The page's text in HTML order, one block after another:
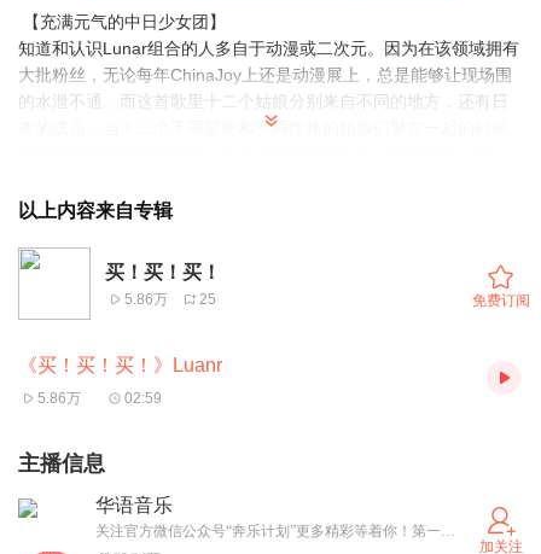
【充满元气的中日少女团】
知道和认识Lunar组合的人多自于动漫或二次元。因为在该领域拥有
大批粉丝，无论每年ChinaJoy上还是动漫展上，总是能够让现场围
的水泄不通。而这首歌里十二个姑娘分别来自不同的地方，还有日
本的成员。当十二个不同星座和不同性格的姑娘们聚在一起的时候
《买！买！买！》这首歌讲述的就是当下社会中一群姑（DUO）娘
（SHOU）们（DANG）的内心想法，从有趣又无厘头的歌词到姑娘
们可爱独创的剁手舞，从另一面诠释月光族少女的可爱一面。为此
的时候，心情也会不由自主的变好。十二位姑娘们不同的诠释月光
族少女，既像说自己，又反映了现在一大批年轻少女们的心思，而
【十二种性格 相同的梦想】
Lunar从早期风靡上海滩的女仆咖啡变成受欢迎的元气少女团
体。姑娘们都带这一个共同的梦想在奋斗，住在女生宿舍里累积点
以上内容来自专辑
买！买！买！
5.86万 25 免费订阅
《买！买！买！》Luanr
5.86万 02:59
主播信息
华语音乐
关注官方微信公众号“奔乐计划”更多精彩等着你！第一时间发布最新最潮的华语流行音乐，不容错过！
加关注